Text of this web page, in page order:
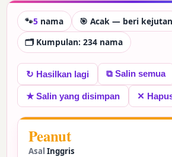
🐾5 nama 🎯 Acak — beri kejutan
🗂 Kumpulan: 234 nama
↻ Hasilkan lagi ⧉ Salin semua
★ Salin yang disimpan ✕
Peanut
AsalInggris